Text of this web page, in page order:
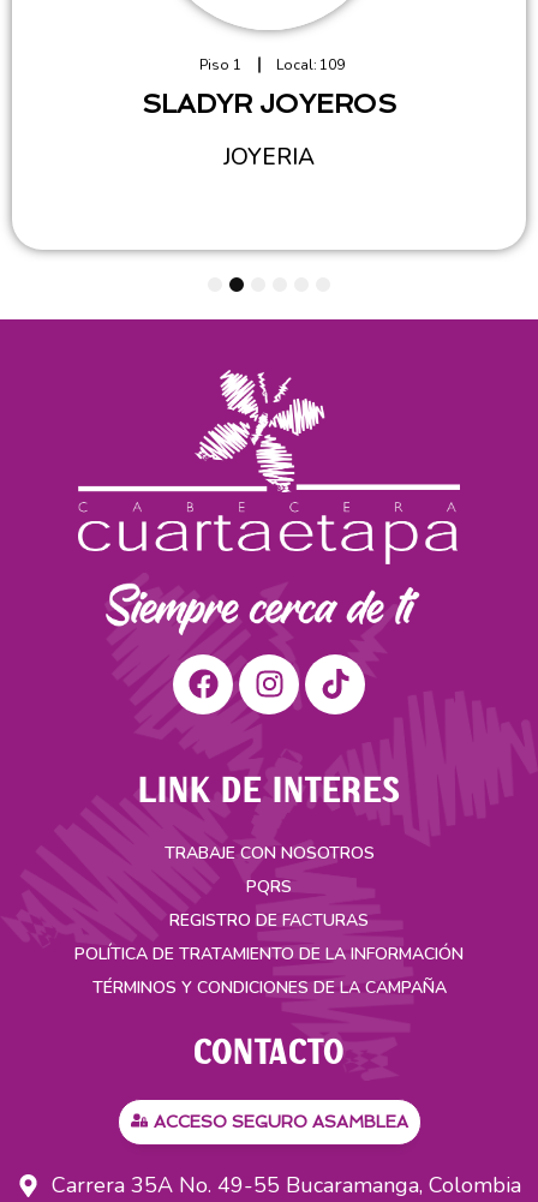
Piso 1 Local: 109
SLADYR JOYEROS
JOYERIA
5
LINK DE INTERES
TRABAJE CON NOSOTROS
PQRS
REGISTRO DE FACTURAS
POLÍTICA DE TRATAMIENTO DE LA INFORMACIÓN
TÉRMINOS Y CONDICIONES DE LA CAMPAÑA
CONTACTO
ACCESO SEGURO ASAMBLEA
Carrera 35A No. 49-55 Bucaramanga, Colombia